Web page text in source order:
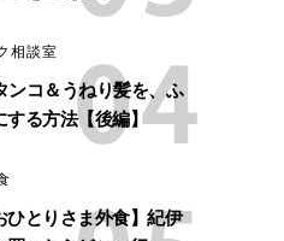
相談室
ンコ＆うねり髪を、ふ
する方法【後編】
ひとりさま外食】紀伊